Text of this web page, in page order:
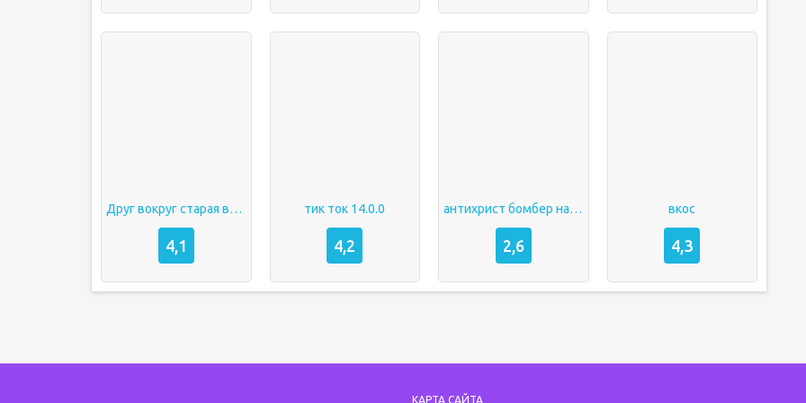
Друг вокруг старая версия
4,1
тик ток 14.0.0
4,2
антихрист бомбер на андроид
2,6
вкос
4,3
КАРТА САЙТА